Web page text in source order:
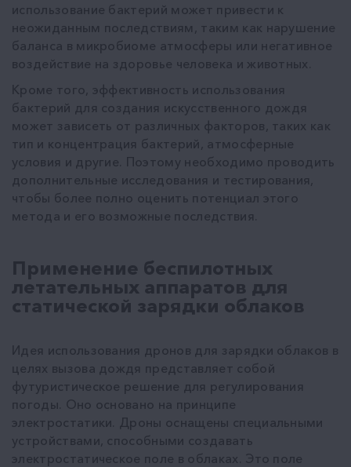
использование бактерий может привести к
неожиданным последствиям, таким как нарушение
баланса в микробиоме атмосферы или негативное
воздействие на здоровье человека и животных.
Кроме того, эффективность использования
бактерий для создания искусственного дождя
может зависеть от различных факторов, таких как
тип и концентрация бактерий, атмосферные
условия и другие. Поэтому необходимо проводить
дополнительные исследования и тестирования,
чтобы более полно оценить потенциал этого
метода и его возможные последствия.
Применение беспилотных
летательных аппаратов для
статической зарядки облаков
Идея использования дронов для зарядки облаков в
целях вызова дождя представляет собой
футуристическое решение для регулирования
погоды. Оно основано на принципе
электростатики. Дроны оснащены специальными
устройствами, способными создавать
электростатическое поле в облаках. Это поле